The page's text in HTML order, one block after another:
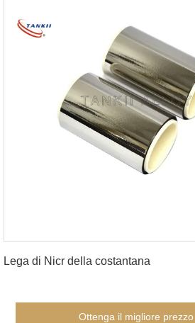
Lega di Nicr della costantana
Ottenga il migliore prezzo